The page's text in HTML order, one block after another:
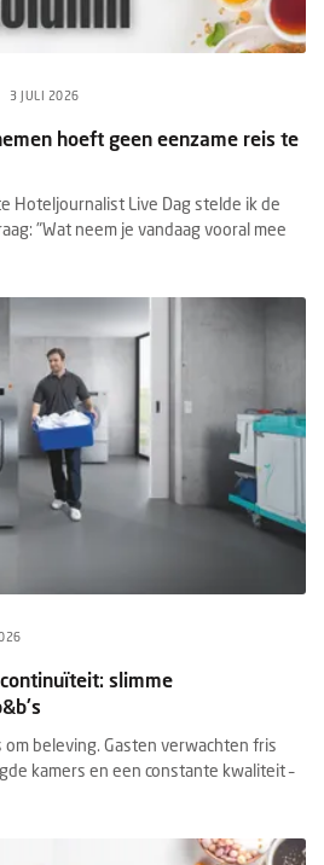
3 JULI 2026
hoeft geen eenzame reis te
Hoteljournalist Live Dag stelde ik de
"Wat neem je vandaag vooral mee
slimme
beleving. Gasten verwachten fris
kamers en een constante kwaliteit –